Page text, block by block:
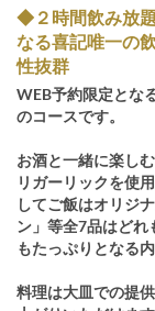
◆２時間飲み放
なる喜記唯一の
性抜群
WEB予約限定とな
のコースです。
お酒と一緒に楽し
リガーリックを使
してご飯はオリジ
ン」等全7品はど
もたっぷりとなる
料理は大皿での提